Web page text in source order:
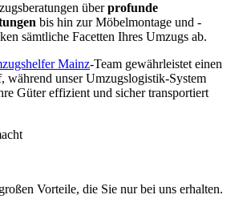
überprofunde
bis hin zur Möbelmontage und -
sämtliche Facetten Ihres Umzugs ab.
Mainz-Team gewährleistet einen
während unser Umzugslogistik-System
Güter effizient und sicher transportiert
Vorteile, die Sie nur bei uns erhalten.